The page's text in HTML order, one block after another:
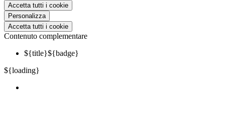
Accetta tutti i cookie
Personalizza
Accetta tutti i cookie
Contenuto complementare
${title}${badge}
${loading}